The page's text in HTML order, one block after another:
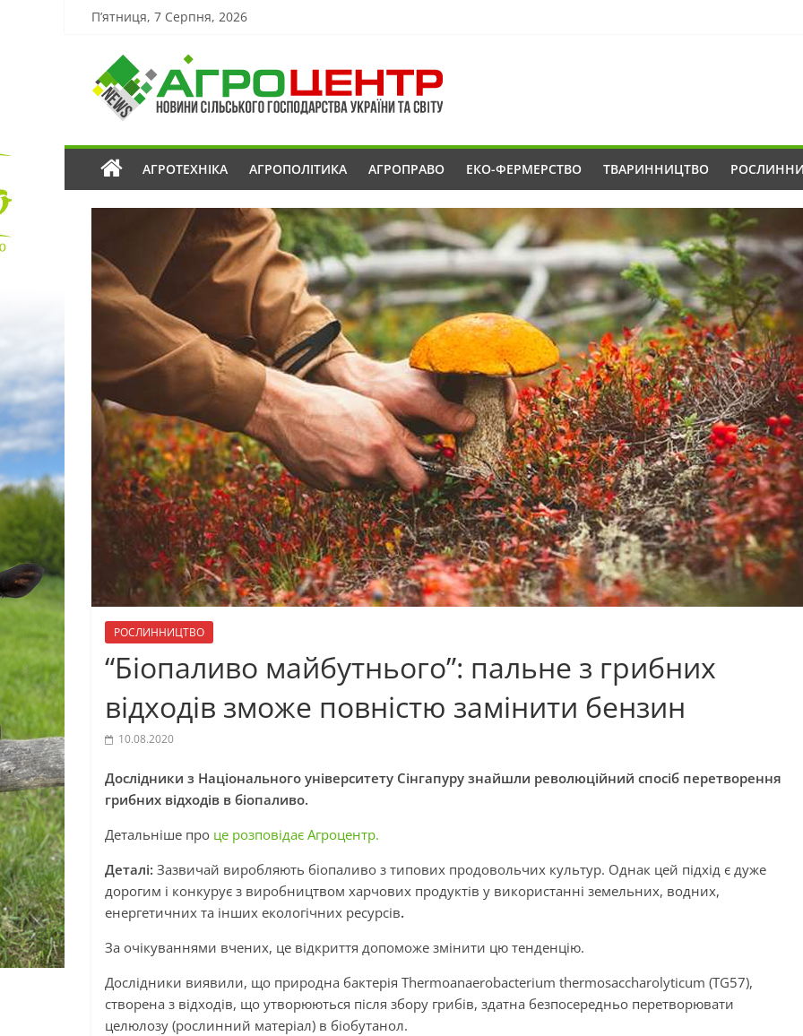
П’ятниця, 7 Серпня, 2026
АГРОТЕХНІКА АГРОПОЛІТИКА АГРОПРАВО ЕКО-ФЕРМЕРСТВО ТВАРИННИЦТВО
РОСЛИННИЦТВО
“Біопаливо майбутнього”: пальне з грибних
відходів зможе повністю замінити бензин
10.08.2020
Дослідники з Національного університету Сінгапуру знайшли революційний спосіб перетворення
грибних відходів в біопаливо.
Детальніше про це розповідає Агроцентр.
Деталі: Зазвичай виробляють біопаливо з типових продовольчих культур. Однак цей підхід є дуже
дорогим і конкурує з виробництвом харчових продуктів у використанні земельних, водних,
енергетичних та інших екологічних ресурсів.
За очікуваннями вчених, це відкриття допоможе змінити цю тенденцію.
Дослідники виявили, що природна бактерія Thermoanaerobacterium thermosaccharolyticum (TG57),
створена з відходів, що утворюються після збору грибів, здатна безпосередньо перетворювати
целюлозу (рослинний матеріал) в біобутанол.